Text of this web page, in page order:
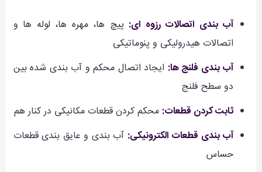
آب بندی اتصالات رزوه ای: پیچ ها، مهره ها، لوله ها و
اتصالات هیدرولیکی و پنوماتیکی
آب بندی فلنج ها: ایجاد اتصال محکم و آب بندی شده بین
دو سطح فلنج
ثابت کردن قطعات: محکم کردن قطعات مکانیکی در کنار هم
آب بندی قطعات الکترونیکی: آب بندی و عایق بندی قطعات
حساس